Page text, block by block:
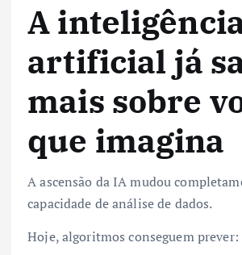
A
artificial já
mais sobre
que imagina
A ascensão da IA mudou
capacidade de análise de dados.
Hoje, algoritmos conseguem prever: